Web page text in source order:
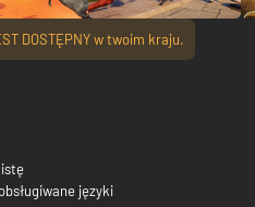
DOSTĘPNY w twoim kraju.
języki